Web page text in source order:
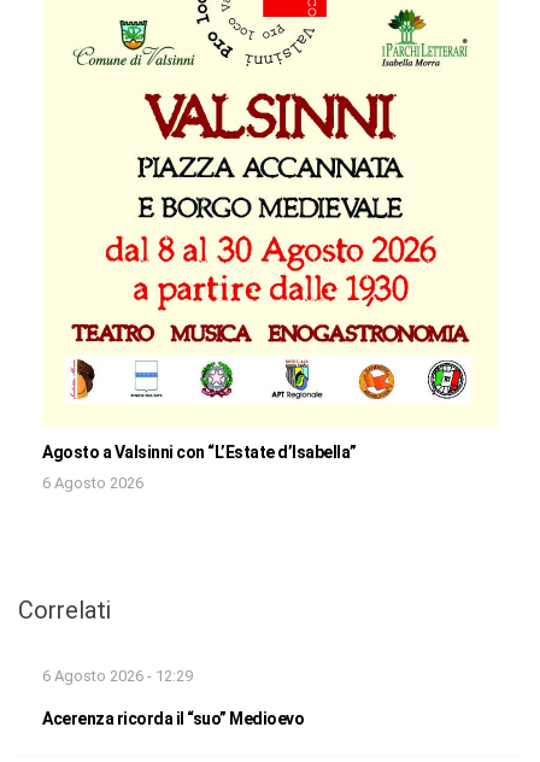
Agosto a Valsinni con “L’Estate d’Isabella”
6 Agosto 2026
Correlati
6 Agosto 2026 - 12:29
Acerenza ricorda il “suo” Medioevo